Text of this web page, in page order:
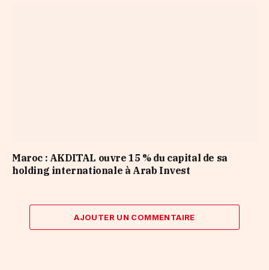
Maroc : AKDITAL ouvre 15 % du capital de sa
holding internationale à Arab Invest
AJOUTER UN COMMENTAIRE